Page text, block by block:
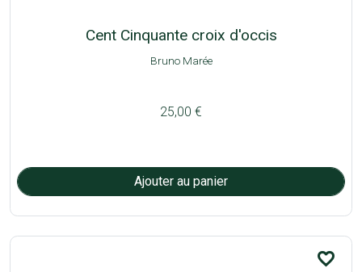
Cent Cinquante croix d'occis
Bruno Marée
25,00 €
favorite_border